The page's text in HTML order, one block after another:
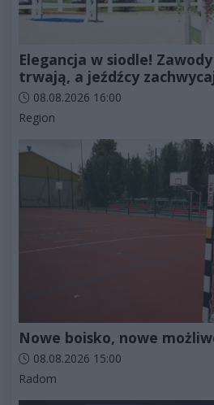
Elegancja w siodle!
trwają, a jeźdźcy
Data dodania artykułu:
08.08.2026 16:00
Kategorie artykułu:
Region
Nowe boisko, nowe
Data dodania artykułu:
08.08.2026 15:00
Kategorie artykułu:
Radom